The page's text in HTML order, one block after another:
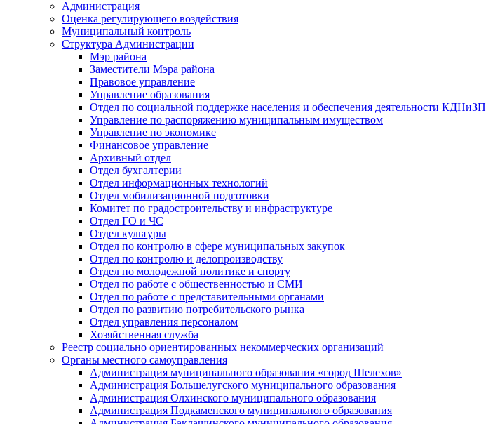
Администрация
Оценка регулирующего воздействия
Муниципальный контроль
Структура Администрации
Мэр района
Заместители Мэра района
Правовое управление
Управление образования
Отдел по социальной поддержке населения и обеспечения деятельности КДНиЗП
Управление по распоряжению муниципальным имуществом
Управление по экономике
Финансовое управление
Архивный отдел
Отдел бухгалтерии
Отдел информационных технологий
Отдел мобилизационной подготовки
Комитет по градостроительству и инфраструктуре
Отдел ГО и ЧС
Отдел культуры
Отдел по контролю в сфере муниципальных закупок
Отдел по контролю и делопроизводству
Отдел по молодежной политике и спорту
Отдел по работе с общественностью и СМИ
Отдел по работе с представительными органами
Отдел по развитию потребительского рынка
Отдел управления персоналом
Хозяйственная служба
Реестр социально ориентированных некоммерческих организаций
Органы местного самоуправления
Администрация муниципального образования «город Шелехов»
Администрация Большелугского муниципального образования
Администрация Олхинского муниципального образования
Администрация Подкаменского муниципального образования